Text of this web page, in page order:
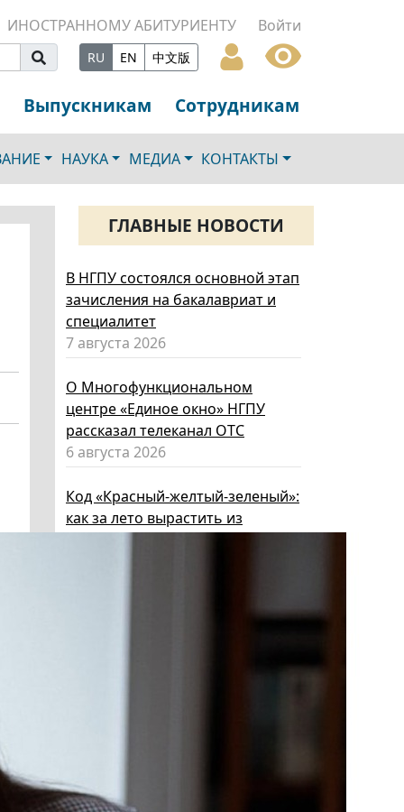
ИНОСТРАННОМУ АБИТУРИЕНТУ Войти
RU EN 中文版
Выпускникам Сотрудникам
НАУКА МЕДИА КОНТАКТЫ
ГЛАВНЫЕ НОВОСТИ
В НГПУ состоялся основной этап
зачисления на бакалавриат и
специалитет
7 августа 2026
О Многофункциональном
центре «Единое окно» НГПУ
рассказал телеканал ОТС
6 августа 2026
Код «Красный-желтый-зеленый»:
как за лето вырастить из
региональный компонент курса
«Россия – мои горизонты»